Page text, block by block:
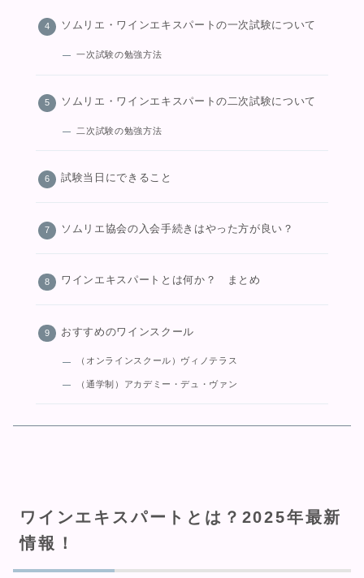
ソムリエ・ワインエキスパートの一次試験について
一次試験の勉強方法
ソムリエ・ワインエキスパートの二次試験について
二次試験の勉強方法
試験当日にできること
ソムリエ協会の入会手続きはやった方が良い？
ワインエキスパートとは何か？ まとめ
おすすめのワインスクール
（オンラインスクール）ヴィノテラス
（通学制）アカデミー・デュ・ヴァン
ワインエキスパートとは？2025年最新
情報！